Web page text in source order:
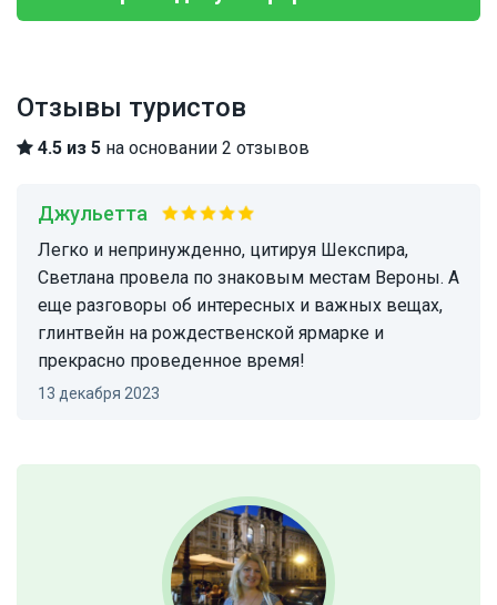
Отзывы туристов
4.5 из 5 на основании 2 отзывов
Джульетта
Легко и непринужденно, цитируя Шекспира,
Светлана провела по знаковым местам Вероны. А
еще разговоры об интересных и важных вещах,
глинтвейн на рождественской ярмарке и
прекрасно проведенное время!
13 декабря 2023